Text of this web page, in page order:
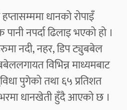
धानको रोपाइँ
नपर्दा ढिलाइ भएको हो ।
नदी, नहर, डिप ट्युबबेल
विभिन्न माध्यमबाट
पुगेको तथा ६५ प्रतिशत
धानखेती हुँदै आएको छ ।